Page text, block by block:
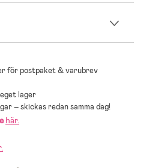
för postpaket & varubrev
lager
– skickas redan samma dag!
här.
.